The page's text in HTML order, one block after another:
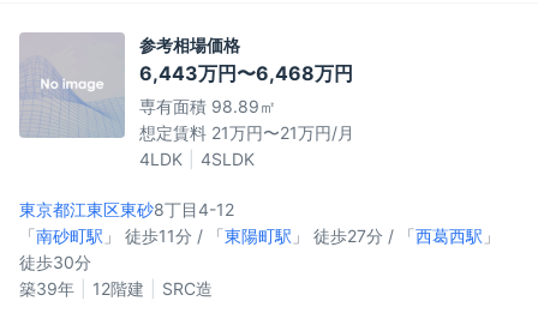
参考相場価格
6,443万円〜6,468万円
専有面積 98.89㎡
想定賃料 21万円〜21万円/月
4LDK
4SLDK
東京都江東区東砂8丁目4-12
「南砂町駅 」 徒歩11分 / 「東陽町駅 」 徒歩27分 / 「西葛西駅 」
徒歩30分
築39年
12階建 SRC造